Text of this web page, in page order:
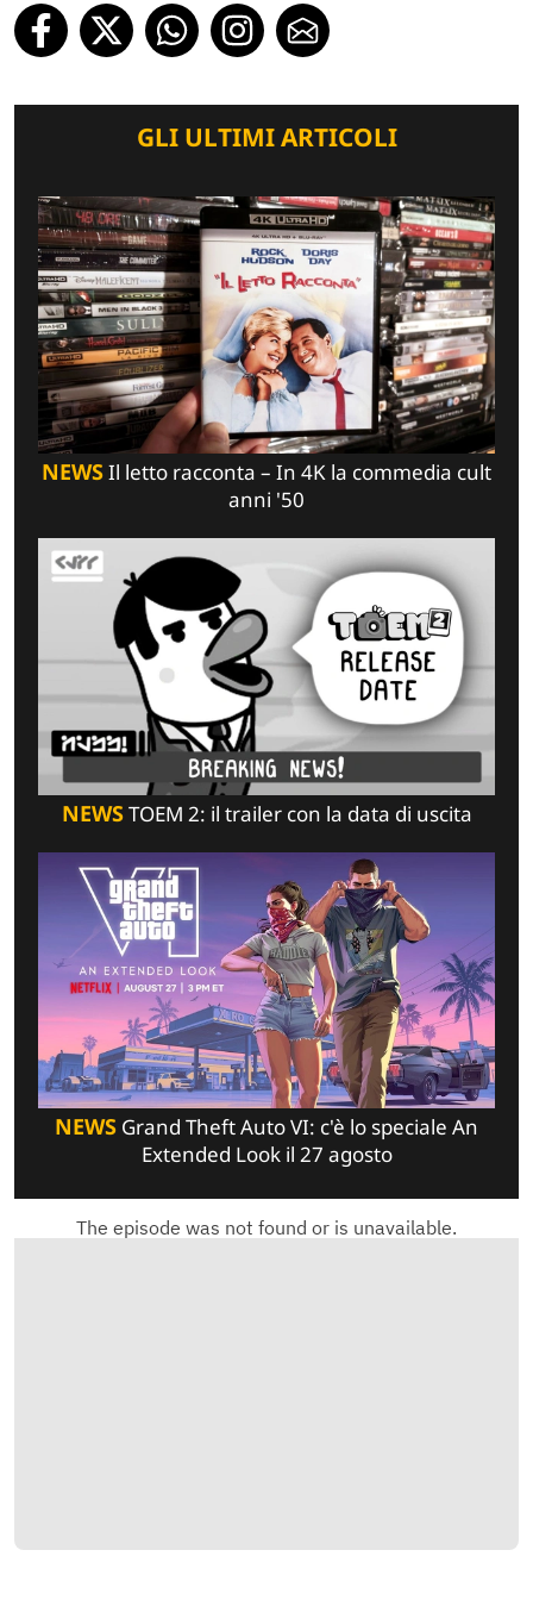
GLI ULTIMI ARTICOLI
NEWSIl letto racconta – In 4K la commedia cult
anni '50
NEWSTOEM 2: il trailer con la data di uscita
NEWS Grand Theft Auto VI: c'è lo speciale An
Extended Look il 27 agosto